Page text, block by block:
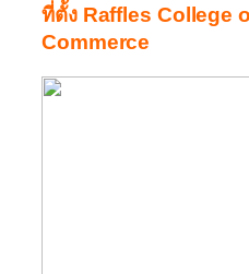
ที่ตั้ง Raffles College
Commerce